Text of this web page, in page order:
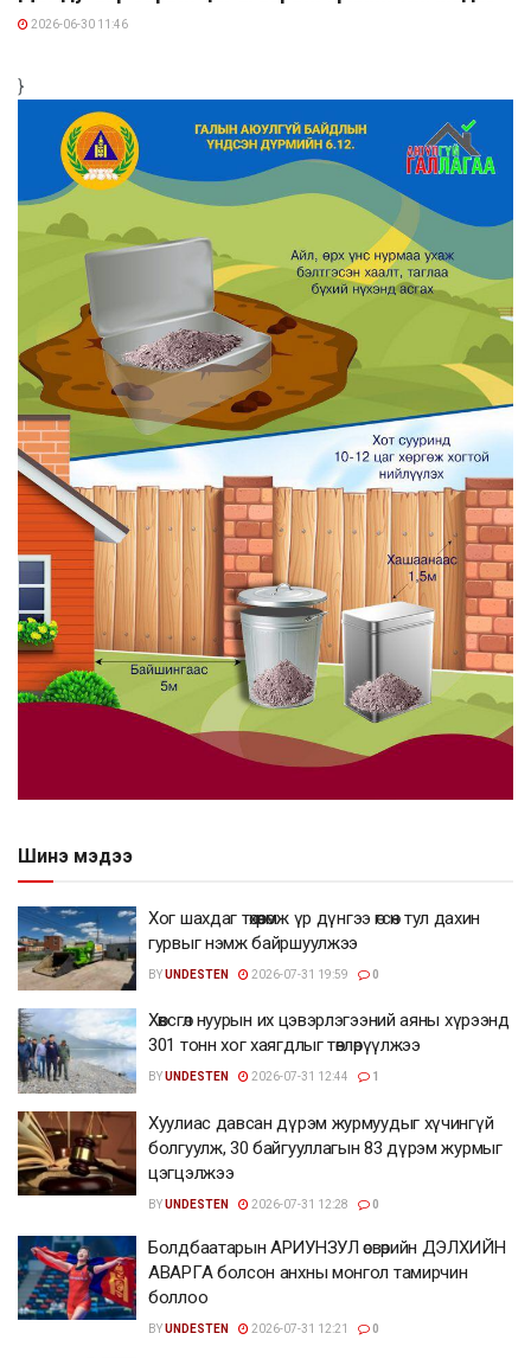
2026-06-30 11:46
}
Шинэ мэдээ
Хог шахдаг төхөөрөмж үр дүнгээ өгсөн тул дахин
гурвыг нэмж байршуулжээ
BYUNDESTEN 2026-07-31 19:59 0
Хөвсгөл нуурын их цэвэрлэгээний аяны хүрээнд
301 тонн хог хаягдлыг төвлөрүүлжээ
BYUNDESTEN 2026-07-31 12:44 1
Хуулиас давсан дүрэм журмуудыг хүчингүй
болгуулж, 30 байгууллагын 83 дүрэм журмыг
цэгцэлжээ
BYUNDESTEN 2026-07-31 12:28 0
Болдбаатарын АРИУНЗУЛ өсвөрийн ДЭЛХИЙН
АВАРГА болсон анхны монгол тамирчин
боллоо
BYUNDESTEN 2026-07-31 12:21 0